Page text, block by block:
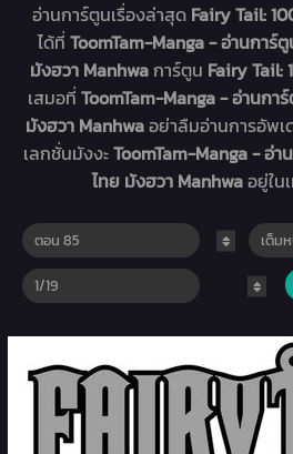
อ่านการ์ตูนเรื่องล่าสุด Fairy Tail:
ได้ที่ ToomTam-Manga - อ่านการ์
มังฮวา Manhwaการ์ตูน Fairy Tail:
เสมอที่ ToomTam-Manga - อ่านกา
มังฮวา Manhwaอย่าลืมอ่านการอัพ
เลกชั่นมังงะToomTam-Manga - อ่
ไทย มังฮวา Manhwaอยู่ใน